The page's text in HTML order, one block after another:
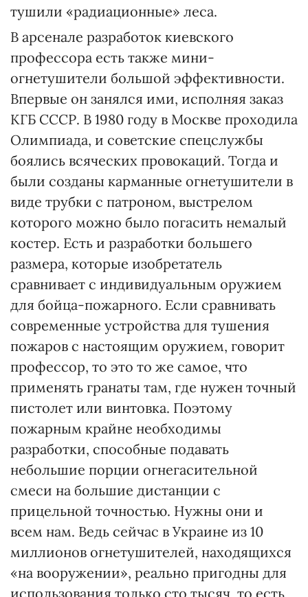
тушили «радиационные» леса.
В арсенале разработок киевского
профессора есть также мини-
огнетушители большой эффективности.
Впервые он занялся ими, исполняя заказ
КГБ СССР. В 1980 году в Москве проходила
Олимпиада, и советские спецслужбы
боялись всяческих провокаций. Тогда и
были созданы карманные огнетушители в
виде трубки с патроном, выстрелом
которого можно было погасить немалый
костер. Есть и разработки большего
размера, которые изобретатель
сравнивает с индивидуальным оружием
для бойца-пожарного. Если сравнивать
современные устройства для тушения
пожаров с настоящим оружием, говорит
профессор, то это то же самое, что
применять гранаты там, где нужен точный
пистолет или винтовка. Поэтому
пожарным крайне необходимы
разработки, способные подавать
небольшие порции огнегасительной
смеси на большие дистанции с
прицельной точностью. Нужны они и
всем нам. Ведь сейчас в Украине из 10
миллионов огнетушителей, находящихся
«на вооружении», реально пригодны для
использования только сто тысяч, то есть